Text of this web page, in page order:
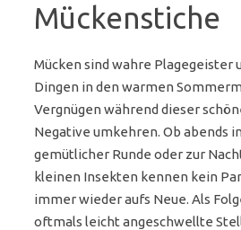
Mückenstiche
Mücken sind wahre Plagegeister
Dingen in den warmen
Vergnügen während dieser
Negative umkehren. Ob abends
gemütlicher Runde oder zur
kleinen Insekten kennen kein
immer wieder aufs Neue. Als
oftmals leicht angeschwellte